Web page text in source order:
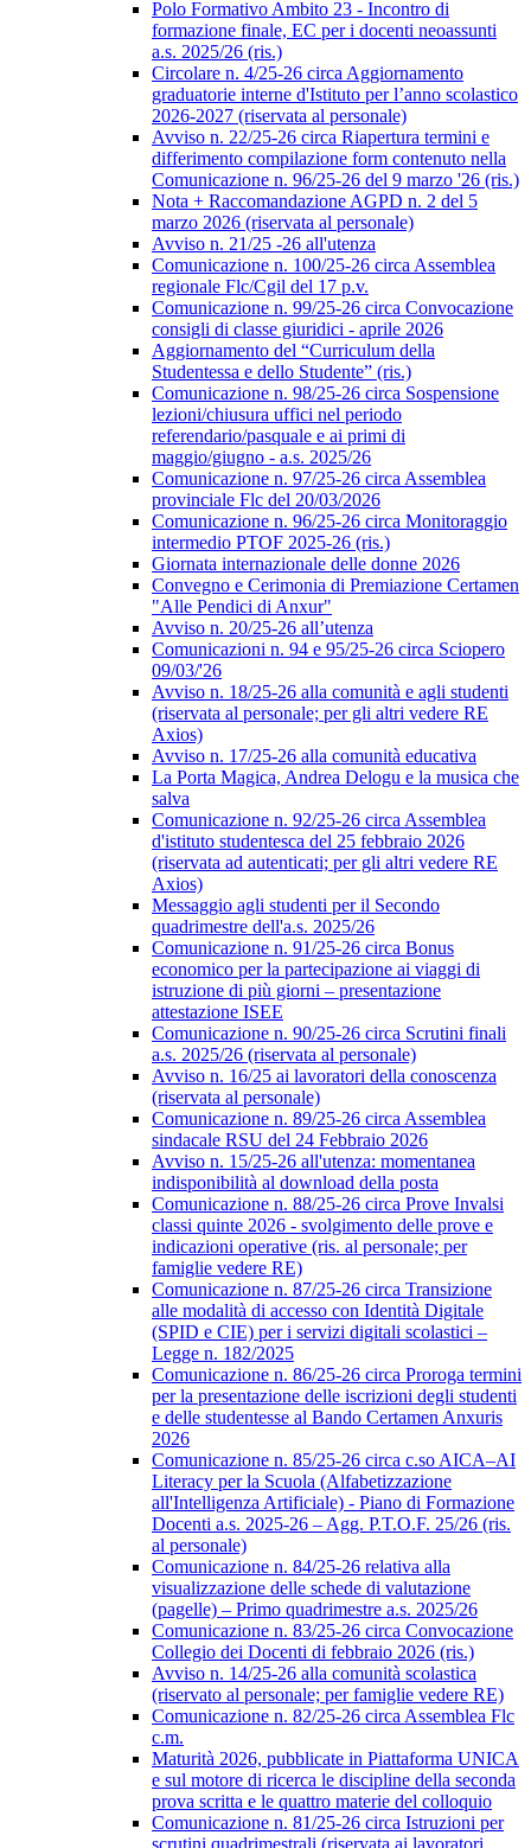
Polo Formativo Ambito 23 - Incontro di
formazione finale, EC per i docenti neoassunti
a.s. 2025/26 (ris.)
Circolare n. 4/25-26 circa Aggiornamento
graduatorie interne d'Istituto per l’anno scolastico
2026-2027 (riservata al personale)
Avviso n. 22/25-26 circa Riapertura termini e
differimento compilazione form contenuto nella
Comunicazione n. 96/25-26 del 9 marzo '26 (ris.)
Nota + Raccomandazione AGPD n. 2 del 5
marzo 2026 (riservata al personale)
Avviso n. 21/25 -26 all'utenza
Comunicazione n. 100/25-26 circa Assemblea
regionale Flc/Cgil del 17 p.v.
Comunicazione n. 99/25-26 circa Convocazione
consigli di classe giuridici - aprile 2026
Aggiornamento del “Curriculum della
Studentessa e dello Studente” (ris.)
Comunicazione n. 98/25-26 circa Sospensione
lezioni/chiusura uffici nel periodo
referendario/pasquale e ai primi di
maggio/giugno - a.s. 2025/26
Comunicazione n. 97/25-26 circa Assemblea
provinciale Flc del 20/03/2026
Comunicazione n. 96/25-26 circa Monitoraggio
intermedio PTOF 2025-26 (ris.)
Giornata internazionale delle donne 2026
Convegno e Cerimonia di Premiazione Certamen
"Alle Pendici di Anxur"
Avviso n. 20/25-26 all’utenza
Comunicazioni n. 94 e 95/25-26 circa Sciopero
09/03/'26
Avviso n. 18/25-26 alla comunità e agli studenti
(riservata al personale; per gli altri vedere RE
Axios)
Avviso n. 17/25-26 alla comunità educativa
La Porta Magica, Andrea Delogu e la musica che
salva
Comunicazione n. 92/25-26 circa Assemblea
d'istituto studentesca del 25 febbraio 2026
(riservata ad autenticati; per gli altri vedere RE
Axios)
Messaggio agli studenti per il Secondo
quadrimestre dell'a.s. 2025/26
Comunicazione n. 91/25-26 circa Bonus
economico per la partecipazione ai viaggi di
istruzione di più giorni – presentazione
attestazione ISEE
Comunicazione n. 90/25-26 circa Scrutini finali
a.s. 2025/26 (riservata al personale)
Avviso n. 16/25 ai lavoratori della conoscenza
(riservata al personale)
Comunicazione n. 89/25-26 circa Assemblea
sindacale RSU del 24 Febbraio 2026
Avviso n. 15/25-26 all'utenza: momentanea
indisponibilità al download della posta
Comunicazione n. 88/25-26 circa Prove Invalsi
classi quinte 2026 - svolgimento delle prove e
indicazioni operative (ris. al personale; per
famiglie vedere RE)
Comunicazione n. 87/25-26 circa Transizione
alle modalità di accesso con Identità Digitale
(SPID e CIE) per i servizi digitali scolastici –
Legge n. 182/2025
Comunicazione n. 86/25-26 circa Proroga termini
per la presentazione delle iscrizioni degli studenti
e delle studentesse al Bando Certamen Anxuris
2026
Comunicazione n. 85/25-26 circa c.so AICA–AI
Literacy per la Scuola (Alfabetizzazione
all'Intelligenza Artificiale) - Piano di Formazione
Docenti a.s. 2025-26 – Agg. P.T.O.F. 25/26 (ris.
al personale)
Comunicazione n. 84/25-26 relativa alla
visualizzazione delle schede di valutazione
(pagelle) – Primo quadrimestre a.s. 2025/26
Comunicazione n. 83/25-26 circa Convocazione
Collegio dei Docenti di febbraio 2026 (ris.)
Avviso n. 14/25-26 alla comunità scolastica
(riservato al personale; per famiglie vedere RE)
Comunicazione n. 82/25-26 circa Assemblea Flc
c.m.
Maturità 2026, pubblicate in Piattaforma UNICA
e sul motore di ricerca le discipline della seconda
prova scritta e le quattro materie del colloquio
Comunicazione n. 81/25-26 circa Istruzioni per